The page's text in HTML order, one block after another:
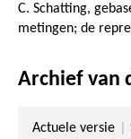
C. Schatting,
metingen; de
Archief van
Actuele versie